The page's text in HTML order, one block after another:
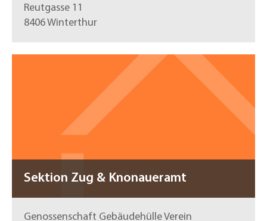
Reutgasse 11
8406 Winterthur
Sektion Zug & Knonaueramt
Genossenschaft Gebäudehülle Verein